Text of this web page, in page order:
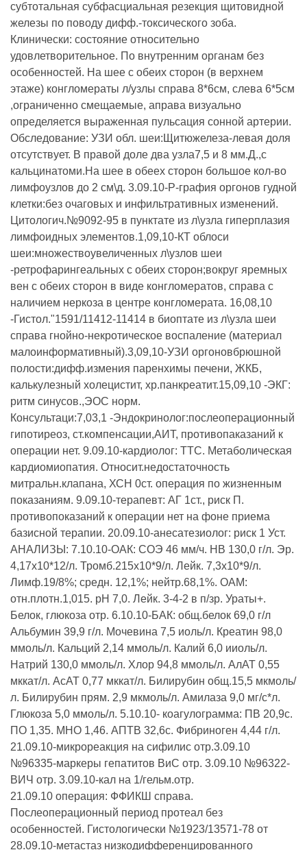
субтотальная субфасциальная резекция щитовидной
железы по поводу дифф.-токсического зоба.
Клинически: состояние относительно
удовлетворительное. По внутренним органам без
особенностей. На шее с обеих сторон (в верхнем
этаже) конгломераты л/узлы справа 8*6см, слева 6*5см
,ограниченно смещаемые, аправа визуально
определяется выраженная пульсация сонной артерии.
Обследование: УЗИ обл. шеи:Щитюжелеза-левая доля
отсутствует. В правой доле два узла7,5 и 8 мм.Д.,с
кальцинатоми.На шее в обеех сторон большое кол-во
лимфоузлов до 2 см\д. 3.09.10-Р-графия оргонов гудной
клетки:без очаговых и инфильтративных изменений.
Цитологич.№9092-95 в пунктате из л\узла гиперплазия
лимфоидных элементов.1,09,10-КТ облоси
шеи:множествоувеличенных л\узлов шеи
-ретрофарингеальных с обеих сторон;вокруг яремных
вен с обеих сторон в виде конгломератов, справа с
наличием неркоза в центре конгломерата. 16,08,10
-Гистол."1591/11412-11414 в биоптате из л\узла шеи
справа гнойно-некротическое воспаление (материал
малоинформативный).3,09,10-УЗИ оргоновбрюшной
полости:дифф.измения паренхимы печени, ЖКБ,
калькулезный холецистит, хр.панкреатит.15,09,10 -ЭКГ:
ритм синусов.,ЭОС норм.
Консультаци:7,03,1 -Эндокринолог:послеоперационный
гипотиреоз, ст.компенсации,АИТ, противопаказаний к
операции нет. 9.09.10-кардиолог: ТТС. Метаболическая
кардиомиопатия. Относит.недостаточность
митральн.клапана, ХСН 0ст. операция по жизненным
показаниям. 9.09.10-терапевт: АГ 1ст., риск П.
противопоказаний к операции нет на фоне приема
базисной терапии. 20.09.10-анесатезиолог: риск 1 Уст.
АНАЛИЗЫ: 7.10.10-ОАК: СОЭ 46 мм/ч. НВ 130,0 г/л. Эр.
4,17х10*12/л. Тромб.215х10*9/л. Лейк. 7,3х10*9/л.
Лимф.19/8%; средн. 12,1%; нейтр.68,1%. ОАМ:
отн.плотн.1,015. рН 7,0. Лейк. 3-4-2 в п/зр. Ураты+.
Белок, глюкоза отр. 6.10.10-БАК: общ.белок 69,0 г/л
Альбумин 39,9 г/л. Мочевина 7,5 иоль/л. Креатин 98,0
ммоль/л. Кальций 2,14 ммоль/л. Калий 6,0 ииоль/л.
Натрий 130,0 ммоль/л. Хлор 94,8 ммоль/л. АлАТ 0,55
мккат/л. АсАТ 0,77 мккат/л. Билирубин общ.15,5 мкмоль/
л. Билирубин прям. 2,9 мкмоль/л. Амилаза 9,0 мг/с*л.
Глюкоза 5,0 ммоль/л. 5.10.10- коагулограмма: ПВ 20,9с.
ПО 1,35. МНО 1,46. АПТВ 32,6с. Фибриноген 4,44 г/л.
21.09.10-микрореакция на сифилис отр.3.09.10
№96335-маркеры гепатитов ВиС отр. 3.09.10 №96322-
ВИЧ отр. 3.09.10-кал на 1/гельм.отр.
21.09.10 операция: ФФИКШ справа.
Послеоперационный период протеал без
особенностей. Гистологически №1923/13571-78 от
28.09.10-метастаз низкодифференцированного